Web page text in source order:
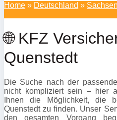
Home » Deutschland »
🌐 KFZ
Quenstedt
Die Suche nach der
nicht kompliziert sein – hier
Ihnen die Möglichkeit, die
Quenstedt zu finden. Unser
den gesamten Vorgang